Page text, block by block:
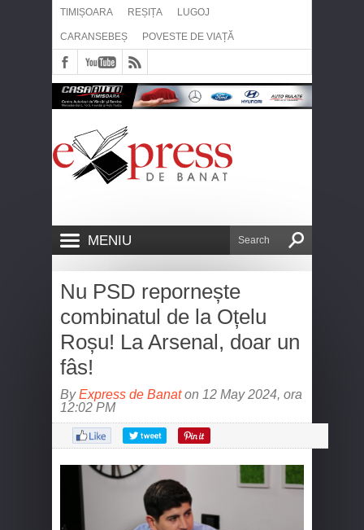
TIMIȘOARA REȘIȚA LUGOJ
CARANSEBEȘ POVESTE DE VIAȚĂ
MENIU
Nu PSD repornește
combinatul de la Oțelu
Roșu! La Arsenal, doar un
fâs!
ByExpress de Banaton 12 May 2024, ora
12:02 PM